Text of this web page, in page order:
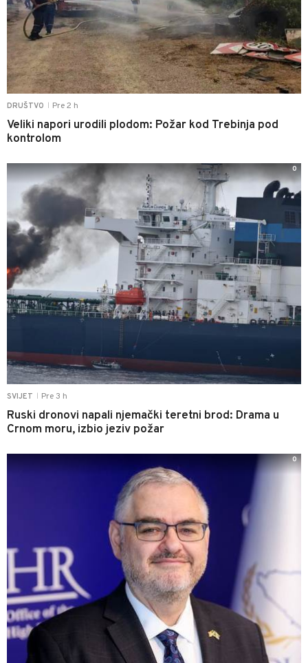
DRUŠTVO Pre 2 h
Veliki napori urodili plodom: Požar kod Trebinja pod
kontrolom
SVIJET Pre 3 h
Ruski dronovi napali njemački teretni brod: Drama u
Crnom moru, izbio jeziv požar
0
0